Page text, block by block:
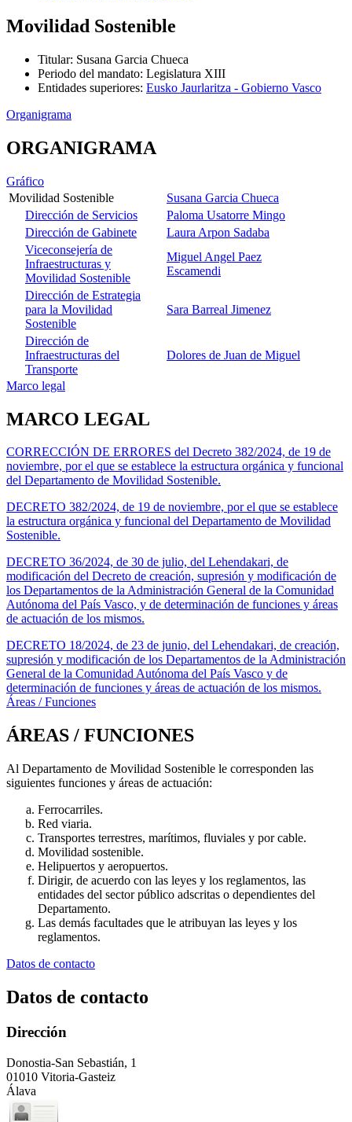
Movilidad Sostenible
Titular: Susana Garcia Chueca
Periodo del mandato: Legislatura XIII
Entidades superiores: Eusko Jaurlaritza - Gobierno Vasco
Organigrama
ORGANIGRAMA
Gráfico
Movilidad Sostenible
Susana Garcia Chueca
Dirección de Servicios
Paloma Usatorre Mingo
Dirección de Gabinete
Laura Arpon Sadaba
Viceconsejería de
Infraestructuras y
Movilidad Sostenible
Miguel Angel Paez
Escamendi
Dirección de Estrategia
para la Movilidad
Sostenible
Sara Barreal Jimenez
Dirección de
Infraestructuras del
Transporte
Dolores de Juan de Miguel
Marco legal
MARCO LEGAL
CORRECCIÓN DE ERRORES del Decreto 382/2024, de 19 de
noviembre, por el que se establece la estructura orgánica y funcional
del Departamento de Movilidad Sostenible.
DECRETO 382/2024, de 19 de noviembre, por el que se establece
la estructura orgánica y funcional del Departamento de Movilidad
Sostenible.
DECRETO 36/2024, de 30 de julio, del Lehendakari, de
modificación del Decreto de creación, supresión y modificación de
los Departamentos de la Administración General de la Comunidad
Autónoma del País Vasco, y de determinación de funciones y áreas
de actuación de los mismos.
DECRETO 18/2024, de 23 de junio, del Lehendakari, de creación,
supresión y modificación de los Departamentos de la Administración
General de la Comunidad Autónoma del País Vasco y de
determinación de funciones y áreas de actuación de los mismos.
Áreas / Funciones
ÁREAS / FUNCIONES
Al Departamento de Movilidad Sostenible le corresponden las
siguientes funciones y áreas de actuación:
Ferrocarriles.
Red viaria.
Transportes terrestres, marítimos, fluviales y por cable.
Movilidad sostenible.
Helipuertos y aeropuertos.
Dirigir, de acuerdo con las leyes y los reglamentos, las
entidades del sector público adscritas o dependientes del
Departamento.
Las demás facultades que le atribuyan las leyes y los
reglamentos.
Datos de contacto
Datos de contacto
Dirección
Donostia-San Sebastián, 1
01010 Vitoria-Gasteiz
Álava